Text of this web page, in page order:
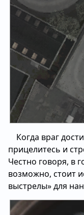
Когда враг
прицелитесь и
Честно говоря, в
возможно, стоит
выстрелы» для